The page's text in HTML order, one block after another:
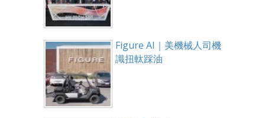
Figure AI｜美機械人司機
識扭軚踩油